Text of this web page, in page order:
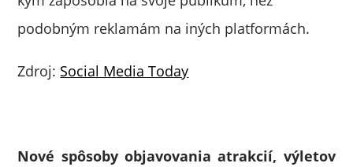
podobným reklamám na iných platformách.
Zdroj: Social Media Today
Nové spôsoby objavovania atrakcií, výletov